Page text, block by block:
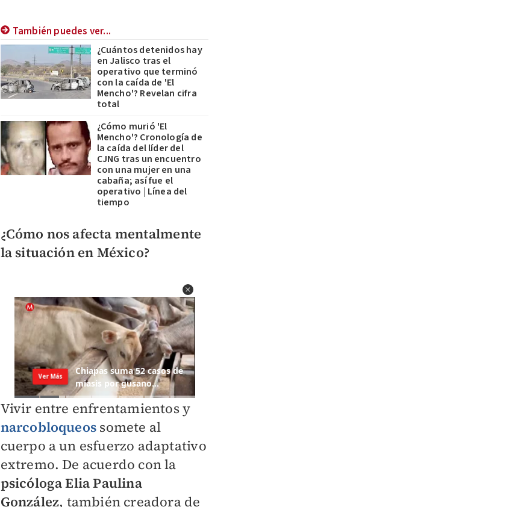
También puedes ver...
¿Cuántos detenidos hay
en Jalisco tras el
operativo que terminó
con la caída de 'El
Mencho'? Revelan cifra
total
¿Cómo murió 'El
Mencho'? Cronología de
la caída del líder del
CJNG tras un encuentro
con una mujer en una
cabaña; así fue el
operativo | Línea del
tiempo
¿Cómo nos afecta mentalmente
la situación en México?
Vivir entre enfrentamientos y
narcobloqueos somete al
cuerpo a un esfuerzo adaptativo
extremo. De acuerdo con la
psicóloga Elia Paulina
González, también creadora de